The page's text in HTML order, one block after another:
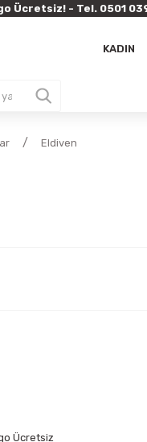
- Tel. 0501 039
KADIN
Eldiven
Ücretsiz